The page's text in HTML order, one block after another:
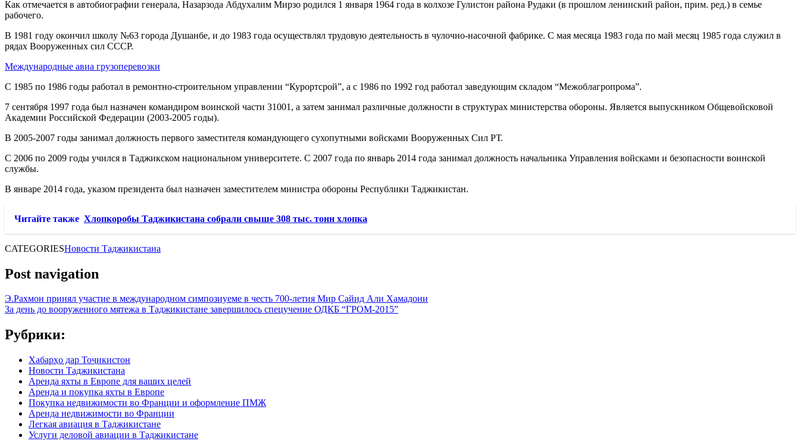
Как отмечается в автобиографии генерала, Назарзода Абдухалим Мирзо родился 1 января 1964 года в колхозе Гулистон района Рудаки (в прошлом ленинский район, прим. ред.) в семье
рабочего.
В 1981 году окончил школу №63 города Душанбе, и до 1983 года осуществлял трудовую деятельность в чулочно-насочной фабрике. С мая месяца 1983 года по май месяц 1985 года служил в
рядах Вооруженных сил СССР.
Международные авиа грузоперевозки
С 1985 по 1986 годы работал в ремонтно-строительном управлении “Курортсрой”, а с 1986 по 1992 год работал заведующим складом “Межоблагропрома”.
7 сентября 1997 года был назначен командиром воинской части 31001, а затем занимал различные должности в структурах министерства обороны. Является выпускником Общевойсковой
Академии Российской Федерации (2003-2005 годы).
В 2005-2007 годы занимал должность первого заместителя командующего сухопутными войсками Вооруженных Сил РТ.
С 2006 по 2009 годы учился в Таджикском национальном университете. С 2007 года по январь 2014 года занимал должность начальника Управления войсками и безопасности воинской
службы.
В январе 2014 года, указом президента был назначен заместителем министра обороны Республики Таджикистан.
Читайте также Хлопкоробы Таджикистана собрали свыше 308 тыс. тонн хлопка
CATEGORIESНовости Таджикистана
Post navigation
Э.Рахмон принял участие в международном симпозиуеме в честь 700-летия Мир Сайид Али Хамадони
За день до вооруженного мятежа в Таджикистане завершилось спецучение ОДКБ “ГРОМ-2015”
Рубрики:
Хабарҳо дар Тоҷикистон
Новости Таджикистана
Аренда яхты в Европе для ваших целей
Аренда и покупка яхты в Европе
Покупка недвижимости во Франции и оформление ПМЖ
Аренда недвижимости во Франции
Легкая авиация в Таджикистане
Услуги деловой авиации в Таджикистане